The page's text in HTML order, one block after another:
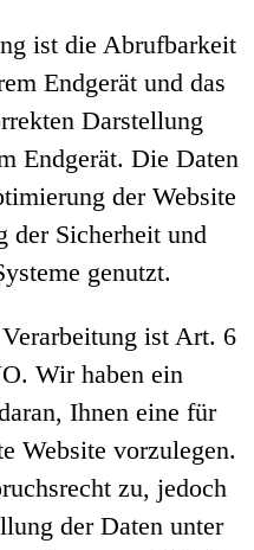
ist die Abrufbarkeit
Endgerät und das
Darstellung
Endgerät. Die Daten
der Website
der Sicherheit und
genutzt.
ist Art. 6
Wir haben ein
Ihnen eine für
Website vorzulegen.
zu, jedoch
der Daten unter